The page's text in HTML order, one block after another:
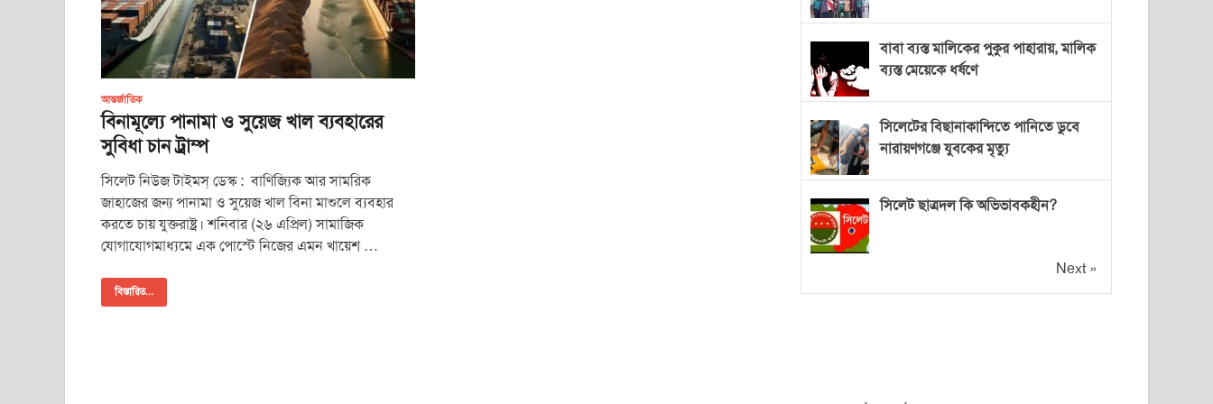
আন্তর্জাতিক
বিনামূল্যে পানামা ও সুয়েজ খাল ব্যবহারের
সুবিধা চান ট্রাম্প
সিলেট নিউজ টাইমস্ ডেস্ক : বাণিজ্যিক আর সামরিক
জাহাজের জন্য পানামা ও সুয়েজ খাল বিনা মাশুলে ব্যবহার
করতে চায় যুক্তরাষ্ট্র। শনিবার (২৬ এপ্রিল) সামাজিক
যোগাযোগমাধ্যমে এক পোস্টে নিজের এমন খায়েশ …
বিস্তারিত...
বাবা ব্যস্ত মালিকের পুকুর পাহারায়, মালিক
ব্যস্ত মেয়েকে ধর্ষণে
সিলেটের বিছানাকান্দিতে পানিতে ডুবে
নারায়ণগঞ্জে যুবকের মৃত্যু
সিলেট ছাত্রদল কি অভিভাবকহীন?
Next »